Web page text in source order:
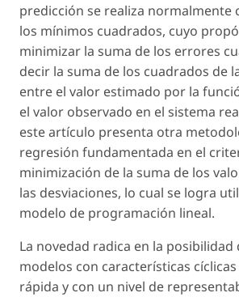
predicción se realiza normalmente
los mínimos cuadrados, cuyo
minimizar la suma de los errores
decir la suma de los cuadrados de
entre el valor estimado por la
el valor observado en el sistema
este artículo presenta otra
regresión fundamentada en el
minimización de la suma de los
las desviaciones, lo cual se logra
modelo de programación lineal.
La novedad radica en la
modelos con características
rápida y con un nivel de